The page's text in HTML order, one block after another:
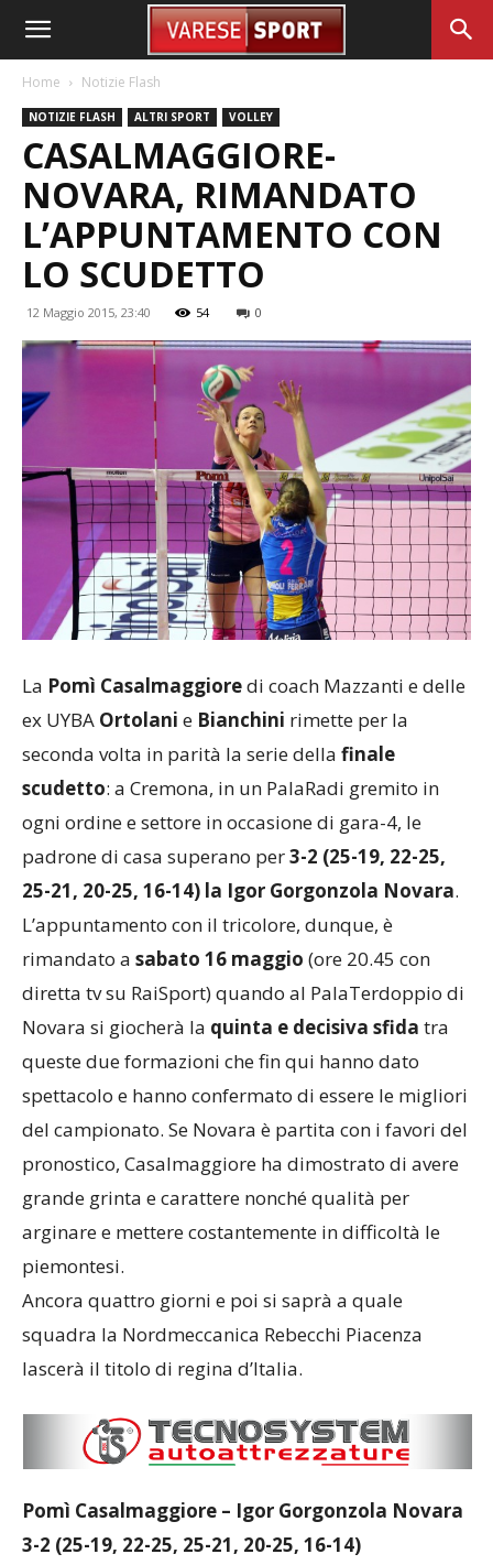
Home Notizie Flash
NOTIZIE FLASH ALTRI SPORT VOLLEY
CASALMAGGIORE-
NOVARA, RIMANDATO
L’APPUNTAMENTO CON
LO SCUDETTO
12 Maggio 2015, 23:40 54 0
La Pomì Casalmaggioredi coach Mazzanti e delle
ex UYBA Ortolani e Bianchini rimette per la
seconda volta in parità la serie della finale
scudetto: a Cremona, in un PalaRadi gremito in
ogni ordine e settore in occasione di gara-4, le
padrone di casa superano per3-2 (25-19, 22-25,
25-21, 20-25, 16-14) la Igor Gorgonzola Novara.
L’appuntamento con il tricolore, dunque, è
rimandato a sabato 16 maggio (ore 20.45 con
diretta tv su RaiSport) quando al PalaTerdoppio di
Novara si giocherà la quinta e decisiva sfida tra
queste due formazioni che fin qui hanno dato
spettacolo e hanno confermato di essere le migliori
del campionato. Se Novara è partita con i favori del
pronostico, Casalmaggiore ha dimostrato di avere
grande grinta e carattere nonché qualità per
arginare e mettere costantemente in difficoltà le
piemontesi.
Ancora quattro giorni e poi si saprà a quale
squadra la Nordmeccanica Rebecchi Piacenza
lascerà il titolo di regina d’Italia.
Pomì Casalmaggiore – Igor Gorgonzola Novara
3-2 (25-19, 22-25, 25-21, 20-25, 16-14)